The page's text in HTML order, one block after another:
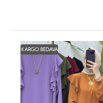
KARGO BEDAVA